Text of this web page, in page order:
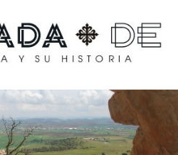
Calatrava y